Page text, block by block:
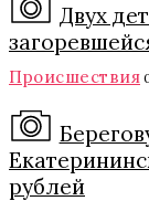
Двух
Происшествия
рублей